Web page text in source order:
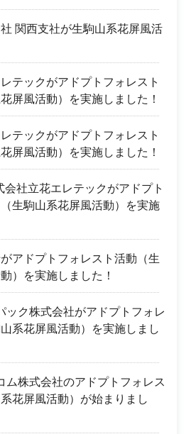
関西支社が生駒山系花屏風活
テックがアドプトフォレスト
屏風活動）を実施しました！
テックがアドプトフォレスト
屏風活動）を実施しました！
会社立花エレテックがアドプト
生駒山系花屏風活動）を実施
アドプトフォレスト活動（生
）を実施しました！
ック株式会社がアドプトフォレ
系花屏風活動）を実施しまし
ム株式会社のアドプトフォレス
花屏風活動）が始まりまし